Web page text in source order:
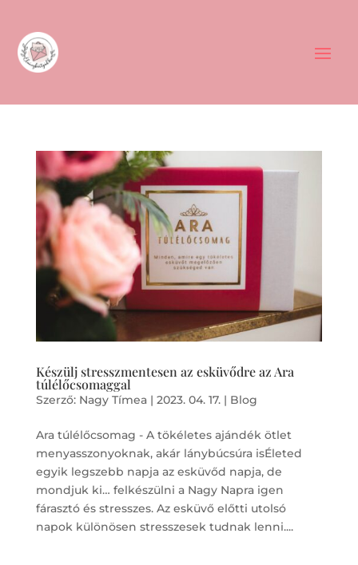
Készülj stresszmentesen az esküvődre az Ara
túlélőcsomaggal
Szerző: Nagy Tímea| 2023. 04. 17.| Blog
Ara túlélőcsomag - A tökéletes ajándék ötlet
menyasszonyoknak, akár lánybúcsúra isÉleted
egyik legszebb napja az esküvőd napja, de
mondjuk ki… felkészülni a Nagy Napra igen
fárasztó és stresszes. Az esküvő előtti utolsó
napok különösen stresszesek tudnak lenni....